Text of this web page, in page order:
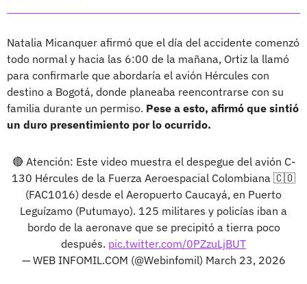
Natalia Micanquer afirmó que el día del accidente comenzó
todo normal y hacia las 6:00 de la mañana, Ortiz la llamó
para confirmarle que abordaría el avión Hércules con
destino a Bogotá, donde planeaba reencontrarse con su
familia durante un permiso. Pese a esto, afirmó que sintió
un duro presentimiento por lo ocurrido.
🔴 Atención: Este video muestra el despegue del avión C-
130 Hércules de la Fuerza Aeroespacial Colombiana 🇨🇴
(FAC1016) desde el Aeropuerto Caucayá, en Puerto
Leguízamo (Putumayo). 125 militares y policías iban a
bordo de la aeronave que se precipitó a tierra poco
después. pic.twitter.com/0PZzuLjBUT
— WEB INFOMIL.COM (@Webinfomil) March 23, 2026